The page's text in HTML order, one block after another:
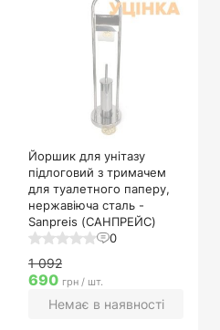
Йоршик для унітазу
підлоговий з тримачем
для туалетного паперу,
нержавіюча сталь -
Sanpreis (САНПРЕЙС)
0
1 092
690 грн / шт.
Немає в наявності